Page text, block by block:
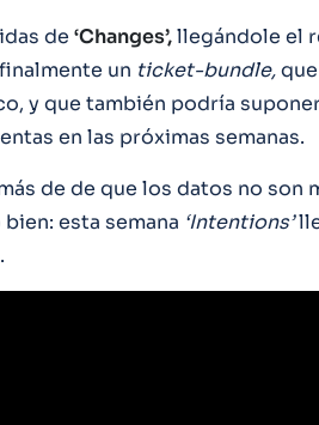
de ‘Changes’,llegándole el
un ticket-bundle,
y que también podría
en las próximas semanas.
de de que los datos no son
esta semana ‘Intentions’